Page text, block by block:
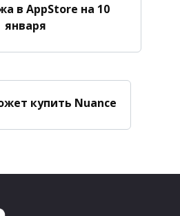
в AppStore на 10
января
купить Nuance